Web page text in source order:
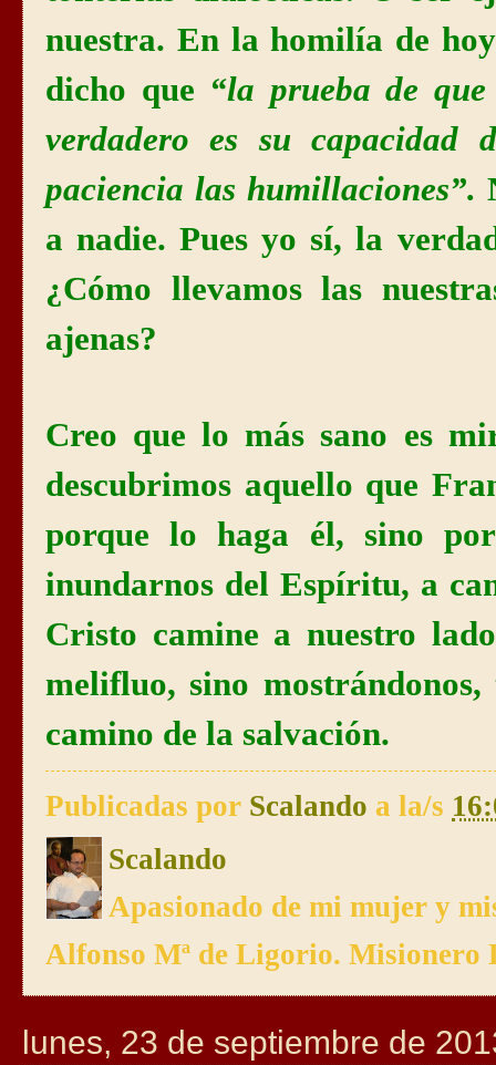
nuestra. En la homilía de
dicho que “la prueba de
verdadero es su
paciencia las humillaciones”.
a nadie. Pues yo sí, la
¿Cómo llevamos las
ajenas?
Creo que lo más sano es
descubrimos aquello que
porque lo haga él, sino
inundarnos del Espíritu, a
Cristo camine a nuestro
melifluo, sino
camino de la salvación.
Publicadas por Scalando a la/s
Scalando
Apasionado de mi mujer y
Alfonso Mª de Ligorio. Misionero
lunes, 23 de septiembre de